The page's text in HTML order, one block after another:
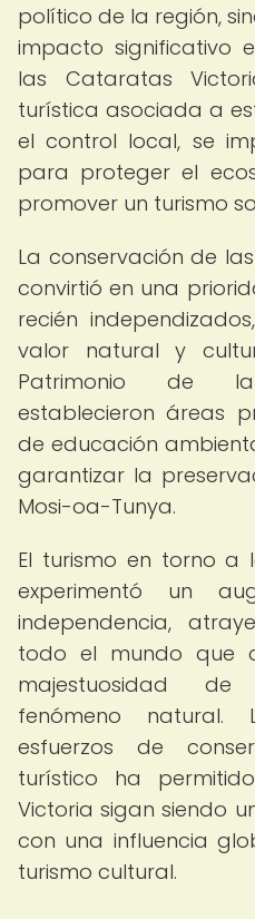
político de la región,
impacto significativo
las Cataratas
turística asociada a
el control local, se
para proteger el
promover un turismo
La conservación de
convirtió en una
recién
valor natural y
Patrimonio de
establecieron áreas
de educación
garantizar la
Mosi-oa-Tunya.
El turismo en torno a
experimentó un
independencia,
todo el mundo que
majestuosidad
fenómeno natural.
esfuerzos de
turístico ha
Victoria sigan siendo
con una influencia
turismo cultural.